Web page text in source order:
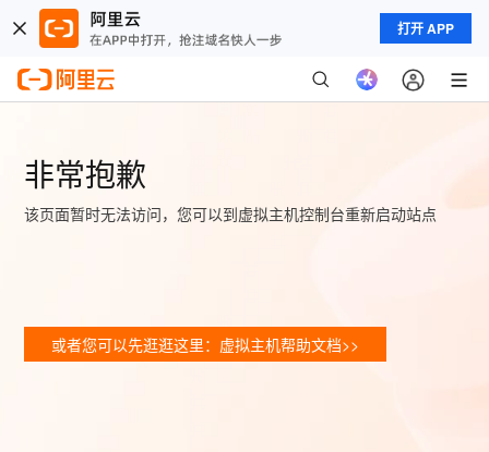
打开 APP
非常抱歉
该页面暂时无法访问，您可以到虚拟主机控制台重新启动站点
或者您可以先逛逛这里：虚拟主机帮助文档>>